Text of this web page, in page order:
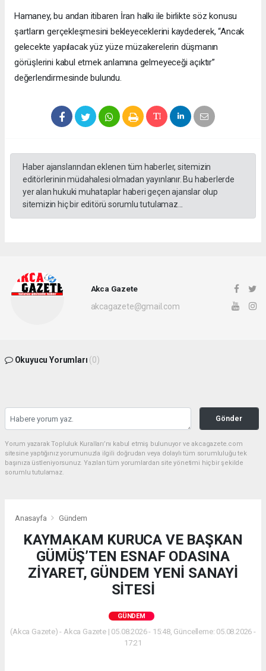
Hamaney, bu andan itibaren İran halkı ile birlikte söz konusu
şartların gerçekleşmesini bekleyeceklerini kaydederek, “Ancak
gelecekte yapılacak yüz yüze müzakerelerin düşmanın
görüşlerini kabul etmek anlamına gelmeyeceği açıktır”
değerlendirmesinde bulundu.
Haber ajanslarından eklenen tüm haberler, sitemizin
editörlerinin müdahalesi olmadan yayınlanır. Bu haberlerde
yer alan hukuki muhataplar haberi geçen ajanslar olup
sitemizin hiç bir editörü sorumlu tutulamaz...
Akca Gazete
akcagazete@gmail.com
Okuyucu Yorumları (0)
Gönder
Yorum yazarak Topluluk Kuralları’nı kabul etmiş bulunuyor ve akcagazete.com
sitesine yaptığınız yorumunuzla ilgili doğrudan veya dolaylı tüm sorumluluğu tek
başınıza üstleniyorsunuz. Yazılan tüm yorumlardan site yönetimi hiçbir şekilde
sorumlu tutulamaz.
Anasayfa Gündem
KAYMAKAM KURUCA VE BAŞKAN
GÜMÜŞ’TEN ESNAF ODASINA
ZİYARET, GÜNDEM YENİ SANAYİ
SİTESİ
GÜNDEM
(Akca Gazete) - Akca Gazete | 05.08.2026 - 15:48, Güncelleme: 05.08.2026 -
17:21